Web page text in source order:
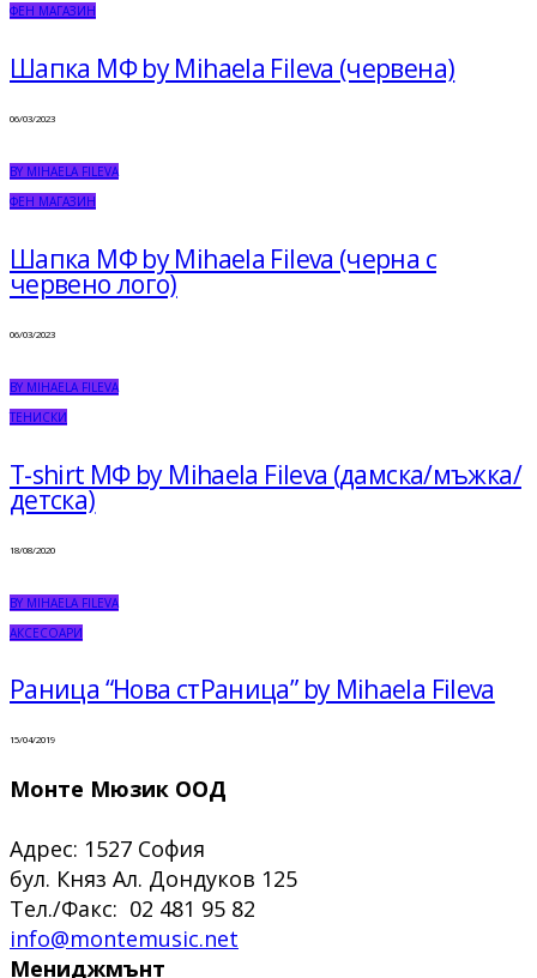
ФЕН МАГАЗИН
Шапка МФ by Mihaela Fileva (червена)
06/03/2023
BY MIHAELA FILEVA
ФЕН МАГАЗИН
Шапка МФ by Mihaela Fileva (черна с
червено лого)
06/03/2023
BY MIHAELA FILEVA
ТЕНИСКИ
T-shirt МФ by Mihaela Fileva (дамска/мъжка/
детска)
18/08/2020
BY MIHAELA FILEVA
АКСЕСОАРИ
Раница “Нова стРаница” by Mihaela Fileva
15/04/2019
Монте Мюзик ООД
Адрес: 1527 София
бул. Княз Ал. Дондуков 125
Тел./Факс: 02 481 95 82
info@montemusic.net
Мениджмънт